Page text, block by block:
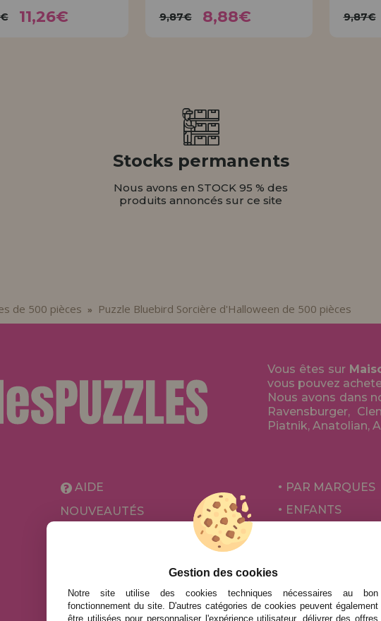
11,26€ 9,87€ 8,88€ 9,87€
Stocks permanents
Nous avons en STOCK 95 % des
produits annoncés sur ce site
de 500 pièces » Puzzle Bluebird Sorcière d'Halloween de 500 pièces
Vous êtes sur
vous pouvez
Nous avons dans
Ravensburger,
Piatnik, Anatolian,
AIDE
NOUVEAUTÉS
PROMOTIONS ET OFFRES
PAR MARQUES
ENFANTS
JEUX DE
Gestion des cookies
Notre site utilise des cookies techniques nécessaires au bon
fonctionnement du site. D'autres catégories de cookies peuvent également
être utilisées pour personnaliser l'expérience utilisateur, délivrer des offres